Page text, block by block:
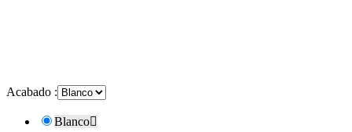
Acabado :
Blanco